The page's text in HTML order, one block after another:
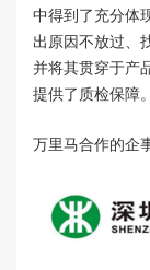
中得到了充分体
出原因不放过、
并将其贯穿于产
提供了质检保障。
万里马合作的企